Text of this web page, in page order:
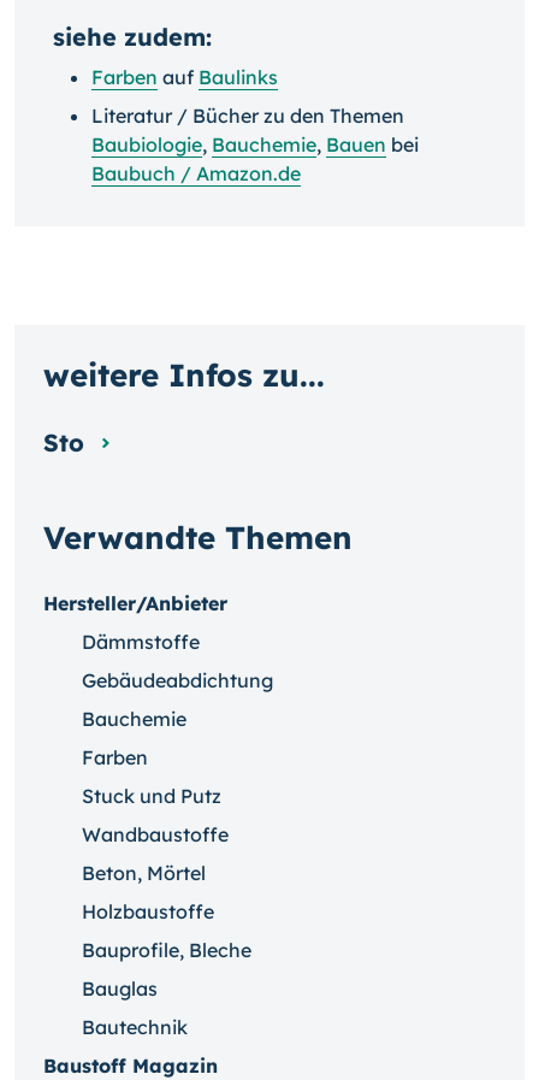
siehe zudem:
Farben auf Baulinks
Literatur / Bücher zu den Themen
Baubiologie, Bauchemie, Bauen bei
Baubuch / Amazon.de
Verwandte Themen
Hersteller/Anbieter
Dämmstoffe
Gebäudeabdichtung
Bauchemie
Farben
Stuck und Putz
Wandbaustoffe
Beton, Mörtel
Holzbaustoffe
Bauprofile, Bleche
Bauglas
Bautechnik
Baustoff Magazin
weitere Infos zu...
Sto